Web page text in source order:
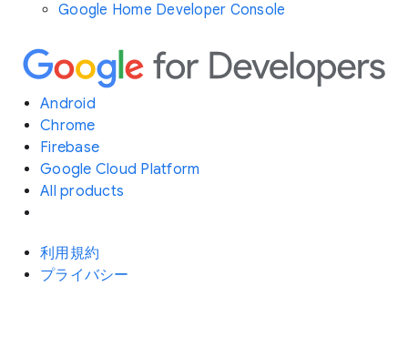
Google Home Developer Console
Android
Chrome
Firebase
Google Cloud Platform
All products
利用規約
プライバシー